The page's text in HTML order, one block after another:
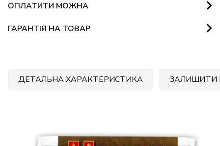
ОПЛАТИТИ МОЖНА
ГАРАНТІЯ НА ТОВАР
ДЕТАЛЬНА ХАРАКТЕРИСТИКА ЗАЛИШИТИ